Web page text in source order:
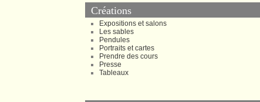
Créations
Expositions et salons
Les sables
Pendules
Portraits et cartes
Prendre des cours
Presse
Tableaux